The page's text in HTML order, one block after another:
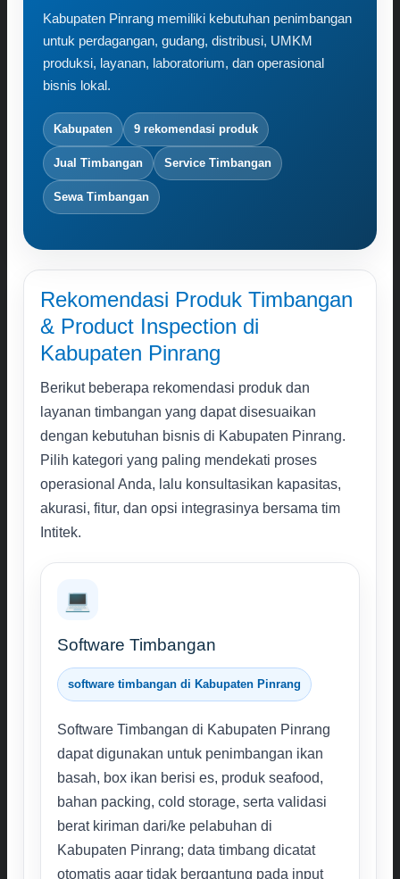
Kontak
Search
Kabupaten Pinrang memiliki kebutuhan penimbangan
untuk perdagangan, gudang, distribusi, UMKM
produksi, layanan, laboratorium, dan operasional
bisnis lokal.
Kabupaten 9 rekomendasi produk
Jual Timbangan Service Timbangan
Sewa Timbangan
Rekomendasi Produk Timbangan
& Product Inspection di
Kabupaten Pinrang
Berikut beberapa rekomendasi produk dan
layanan timbangan yang dapat disesuaikan
dengan kebutuhan bisnis di Kabupaten Pinrang.
Pilih kategori yang paling mendekati proses
operasional Anda, lalu konsultasikan kapasitas,
akurasi, fitur, dan opsi integrasinya bersama tim
Intitek.
💻
Software Timbangan
software timbangan di Kabupaten Pinrang
Software Timbangan di Kabupaten Pinrang
dapat digunakan untuk penimbangan ikan
basah, box ikan berisi es, produk seafood,
bahan packing, cold storage, serta validasi
berat kiriman dari/ke pelabuhan di
Kabupaten Pinrang; data timbang dicatat
otomatis agar tidak bergantung pada input